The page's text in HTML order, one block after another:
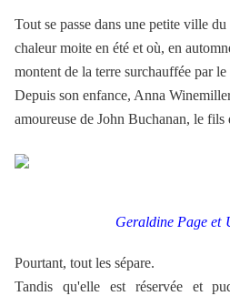
Tout se passe dans une petite ville
chaleur moite en été et où, en
montent de la terre surchauffée par le
Depuis son enfance, Anna
amoureuse de John Buchanan, le
Geraldine Page et
Pourtant, tout les sépare.
Tandis qu'elle est réservée et